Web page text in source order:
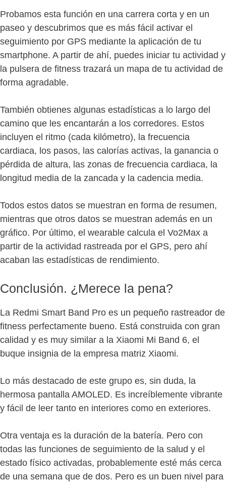
Probamos esta función en una carrera corta y en un
paseo y descubrimos que es más fácil activar el
seguimiento por GPS mediante la aplicación de tu
smartphone. A partir de ahí, puedes iniciar tu actividad y
la pulsera de fitness trazará un mapa de tu actividad de
forma agradable.
También obtienes algunas estadísticas a lo largo del
camino que les encantarán a los corredores. Estos
incluyen el ritmo (cada kilómetro), la frecuencia
cardiaca, los pasos, las calorías activas, la ganancia o
pérdida de altura, las zonas de frecuencia cardiaca, la
longitud media de la zancada y la cadencia media.
Todos estos datos se muestran en forma de resumen,
mientras que otros datos se muestran además en un
gráfico. Por último, el wearable calcula el Vo2Max a
partir de la actividad rastreada por el GPS, pero ahí
acaban las estadísticas de rendimiento.
Conclusión. ¿Merece la pena?
La Redmi Smart Band Pro es un pequeño rastreador de
fitness perfectamente bueno. Está construida con gran
calidad y es muy similar a la Xiaomi Mi Band 6, el
buque insignia de la empresa matriz Xiaomi.
Lo más destacado de este grupo es, sin duda, la
hermosa pantalla AMOLED. Es increíblemente vibrante
y fácil de leer tanto en interiores como en exteriores.
Otra ventaja es la duración de la batería. Pero con
todas las funciones de seguimiento de la salud y el
estado físico activadas, probablemente esté más cerca
de una semana que de dos. Pero es un buen nivel para